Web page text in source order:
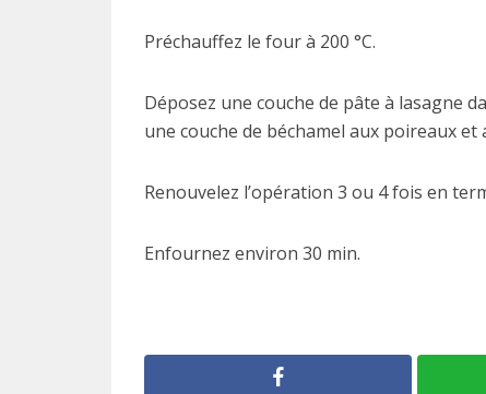
Préchauffez le four à 200 °C.
Déposez une couche de pâte à lasagne
une couche de béchamel aux poireaux
Renouvelez l’opération 3 ou 4 fois en
Enfournez environ 30 min.